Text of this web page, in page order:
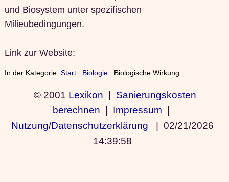
und Biosystem unter spezifischen
Milieubedingungen.
Link zur Website:
In der Kategorie: Start: Biologie: Biologische Wirkung
© 2001 Lexikon | Sanierungskosten
berechnen | Impressum |
Nutzung/Datenschutzerklärung | 02/21/2026
14:39:58